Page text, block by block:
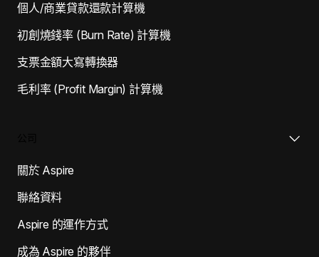
個人/商業貸款還款計算機
初創燒錢率 (Burn Rate) 計算機
支票金額大寫轉換器
毛利率 (Profit Margin) 計算機
關於 Aspire
聯絡資料
Aspire 的運作方式
成為 Aspire 的夥伴